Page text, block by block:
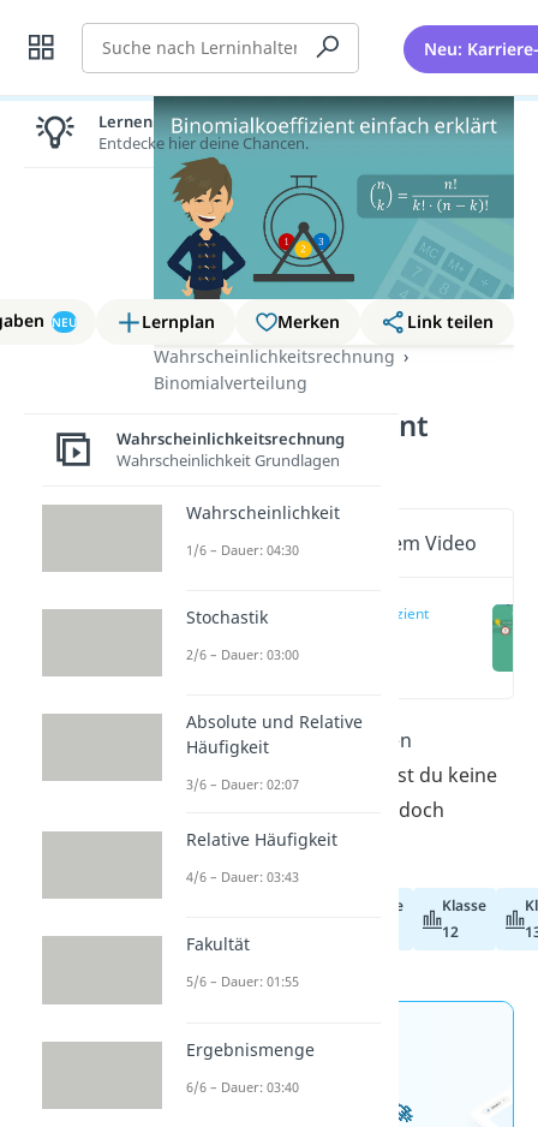
Suche Neu:
NEU Lernplan Merken
Link teilen
Wahrscheinlichkeitsrechnung
Binomialverteilung
Binomialkoeffizient
einfach erklärt
Wichtige Inhalte in diesem Video
Binomialkoeffizient
Hier lernst du alles über den
Binomialkoeffizienten
Hast du keine
Lust zu lesen? Dann schau doch
einfach unserVideo
Klasse
Klasse
12
Jetzt neu: Teste dein
Wissen mit unseren
kostenlosen Aufgaben 🚀
Lernen lohnt sich!
Entdecke hier deine Chancen.
Wahrscheinlichkeitsrechnung
Wahrscheinlichkeit Grundlagen
Wahrscheinlichkeit
1/6 – Dauer: 04:30
Stochastik
2/6 – Dauer: 03:00
Absolute und Relative
Häufigkeit
3/6 – Dauer: 02:07
Relative Häufigkeit
4/6 – Dauer: 03:43
Fakultät
5/6 – Dauer: 01:55
Ergebnismenge
6/6 – Dauer: 03:40